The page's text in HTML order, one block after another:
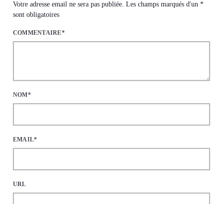
Votre adresse email ne sera pas publiée. Les champs marqués d'un *
sont obligatoires
COMMENTAIRE*
NOM*
EMAIL*
URL